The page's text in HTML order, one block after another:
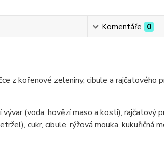
Komentáře 0
z kořenové zeleniny, cibule a rajčatového
(voda, hovězí maso a kosti), rajčatový
cukr, cibule, rýžová mouka, kukuřičná